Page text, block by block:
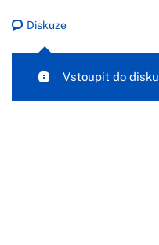
Diskuze
Vstoupit do